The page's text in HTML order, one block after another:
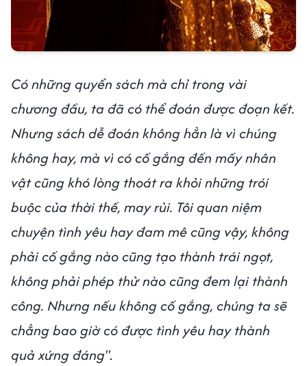
Có những quyển sách mà chỉ trong vài
chương đầu, ta đã có thể đoán được đoạn kết.
Nhưng sách dễ đoán không hẳn là vì chúng
không hay, mà vì có cố gắng đến mấy nhân
vật cũng khó lòng thoát ra khỏi những trói
buộc của thời thế, may rủi. Tôi quan niệm
chuyện tình yêu hay đam mê cũng vậy, không
phải cố gắng nào cũng tạo thành trái ngọt,
không phải phép thử nào cũng đem lại thành
công. Nhưng nếu không cố gắng, chúng ta sẽ
chẳng bao giờ có được tình yêu hay thành
quả xứng đáng".